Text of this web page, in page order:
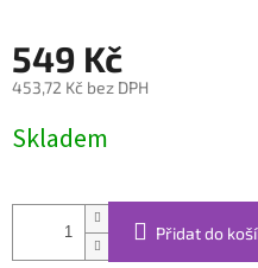
549 Kč
453,72 Kč bez DPH
cena:
Skladem
Přidat do